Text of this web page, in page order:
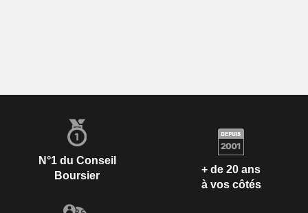
N°1 du Conseil
Boursier
+ de 20 ans
à vos côtés